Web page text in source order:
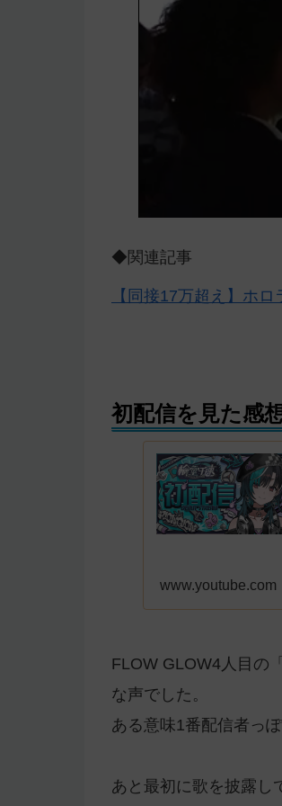
◆関連記事
【同接17万超え】ホ
初配信を見た感
www.youtube.com
FLOW GLOW4人目の
な声でした。
ある意味1番配信者っぽ
あと最初に歌を披露し